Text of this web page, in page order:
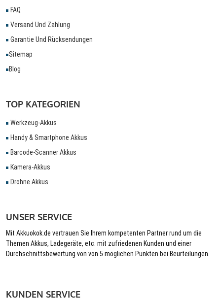
FAQ
Versand Und Zahlung
Garantie Und Rücksendungen
Sitemap
Blog
TOP KATEGORIEN
Werkzeug-Akkus
Handy & Smartphone Akkus
Barcode-Scanner Akkus
Kamera-Akkus
Drohne Akkus
UNSER SERVICE
Mit Akkuokok.de vertrauen Sie Ihrem kompetenten Partner rund um die
Themen Akkus, Ladegeräte, etc. mit zufriedenen Kunden und einer
Durchschnittsbewertung von von 5 möglichen Punkten bei Beurteilungen.
KUNDEN SERVICE